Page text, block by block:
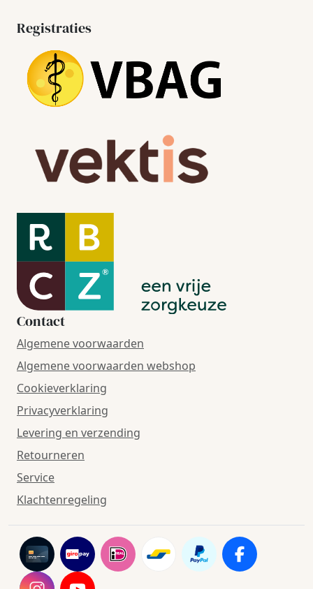
Registraties
Contact
Algemene voorwaarden
Algemene voorwaarden webshop
Cookieverklaring
Privacyverklaring
Levering en verzending
Retourneren
Service
Klachtenregeling